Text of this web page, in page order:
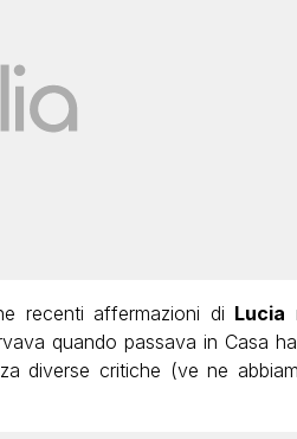
recenti affermazioni di Lucia
quando passava in Casa
diverse critiche (ve ne